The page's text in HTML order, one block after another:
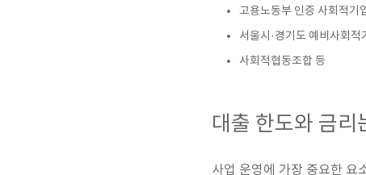
고용노동부 인증 사회적기
서울시·경기도 예비사회적
사회적협동조합 등
대출 한도와 금리
사업 운영에 가장 중요한 요